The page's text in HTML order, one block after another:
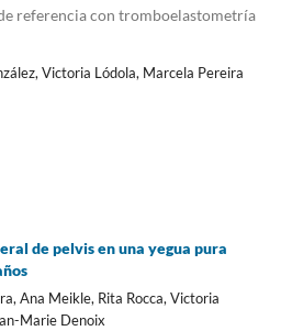
referencia con tromboelastometría
Victoria Lódola, Marcela Pereira
de pelvis en una yegua pura
Ana Meikle, Rita Rocca, Victoria
Marie Denoix